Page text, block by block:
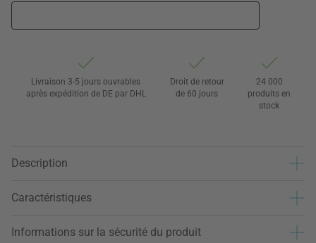
Livraison 3-5 jours ouvrables
après expédition de DE par DHL
Droit de retour
de 60 jours
24 000
produits en
stock
Description
Caractéristiques
Informations sur la sécurité du produit